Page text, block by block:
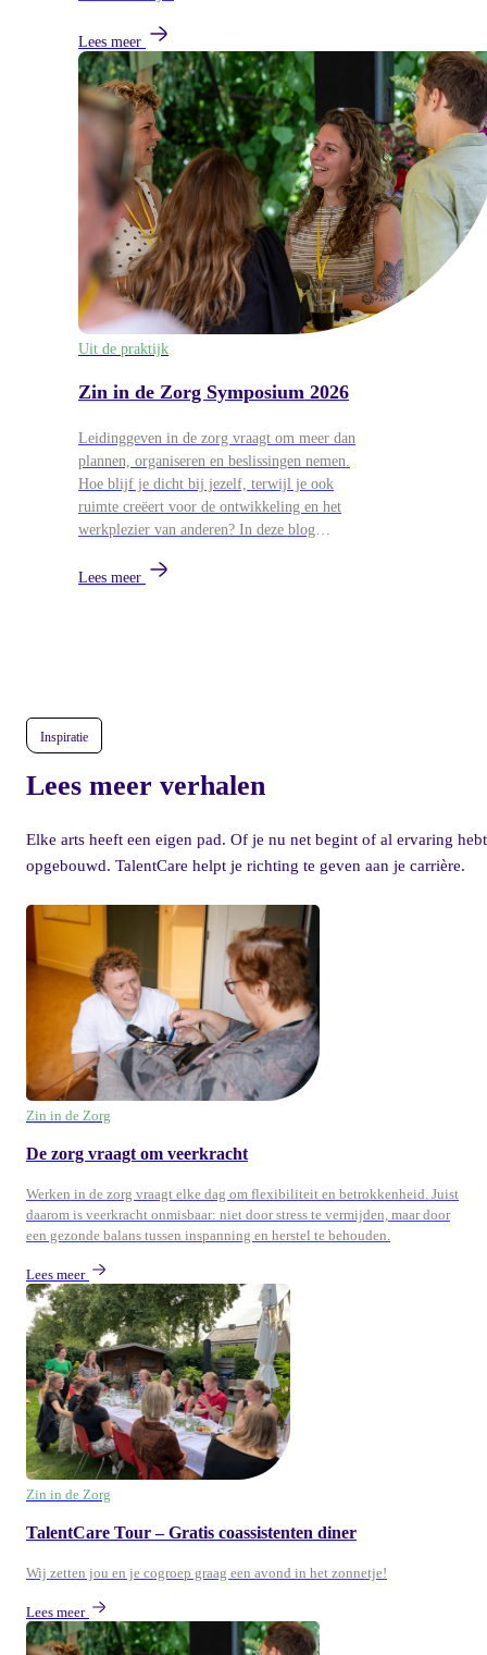
Lees meer
Uit de praktijk
Zin in de Zorg Symposium 2026
Leidinggeven in de zorg vraagt om meer dan
plannen, organiseren en beslissingen nemen.
Hoe blijf je dicht bij jezelf, terwijl je ook
ruimte creëert voor de ontwikkeling en het
werkplezier van anderen? In deze blog
Symposium van 26 mei, waar
Lees meer
Inspiratie
Lees meer verhalen
Elke arts heeft een eigen pad. Of je nu net begint of al ervaring hebt
opgebouwd. TalentCare helpt je richting te geven aan je carrière.
Zin in de Zorg
De zorg vraagt om veerkracht
Werken in de zorg vraagt elke dag om flexibiliteit en betrokkenheid. Juist
daarom is veerkracht onmisbaar: niet door stress te vermijden, maar door
een gezonde balans tussen inspanning en herstel te behouden.
Lees meer
Zin in de Zorg
TalentCare Tour – Gratis coassistenten diner
Wij zetten jou en je cogroep graag een avond in het zonnetje!
Lees meer